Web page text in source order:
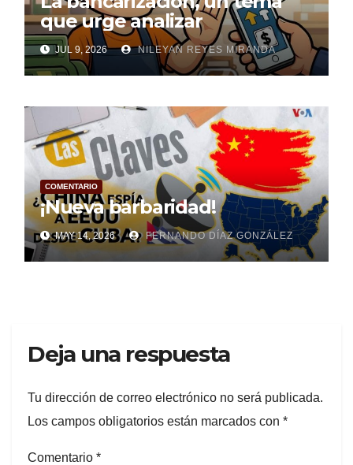
que urge analizar
JUL 9, 2026 NILEYAN REYES MIRANDA
COMENTARIO
¡Nueva barbaridad!
MAY 14, 2026 FERNANDO DÍAZ GONZÁLEZ
Deja una respuesta
Tu dirección de correo electrónico no será publicada.
Los campos obligatorios están marcados con *
Comentario *